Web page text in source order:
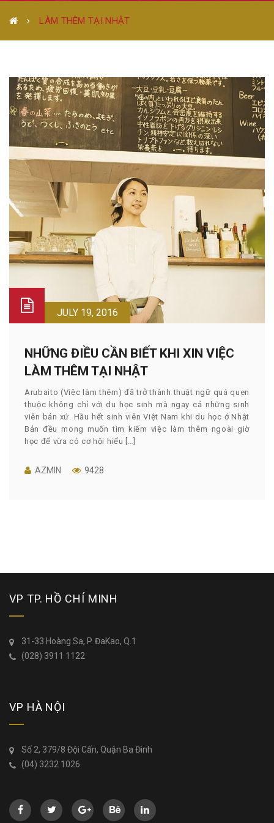
LÀM THÊM TẠI NHẬT
JULY 19, 2016
NHỮNG ĐIỀU CẦN BIẾT KHI XIN VIỆC
LÀM THÊM TẠI NHẬT
Arubaito (Việc làm thêm) đã trở thành thuật ngữ quá quen
thuộc không chỉ với du học sinh mà ngay cả những sinh
viên bản xứ. Hầu hết sinh viên Việt Nam khi du học ở Nhật
Bản đều mong muốn tìm kiếm việc làm thêm ngoài giờ
học để vừa có cơ hội hiểu […]
AZMIN 9428
VP TP. HỒ CHÍ MINH
31-33 Hoàng Sa, P. ĐaKao, Q.1
(028) 3911 1122
VP HÀ NỘI
Số 2, 379/8 Đội Cấn, Quận Ba Đình
(04) 3232 1026